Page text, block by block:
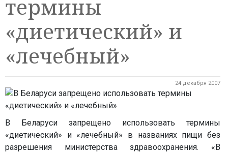
термины
«диетический» и
«лечебный»
24 декабря 2007
В Беларуси запрещено использовать термины
«диетический» и «лечебный» в названиях пищи без
разрешения министерства здравоохранения. «В